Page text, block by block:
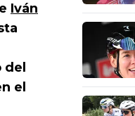
e Iván
el